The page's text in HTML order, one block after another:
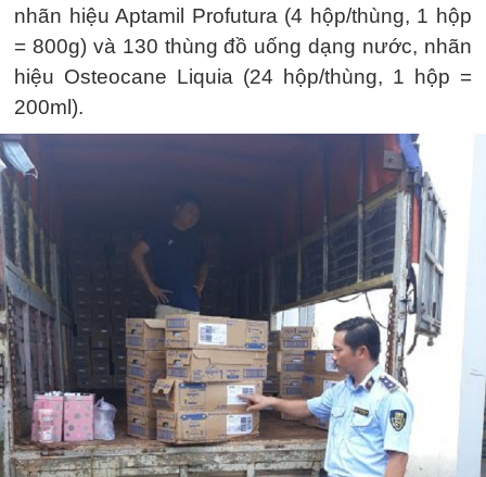
nhãn hiệu Aptamil Profutura (4 hộp/thùng, 1 hộp
= 800g) và 130 thùng đồ uống dạng nước, nhãn
hiệu Osteocane Liquia (24 hộp/thùng, 1 hộp =
200ml).